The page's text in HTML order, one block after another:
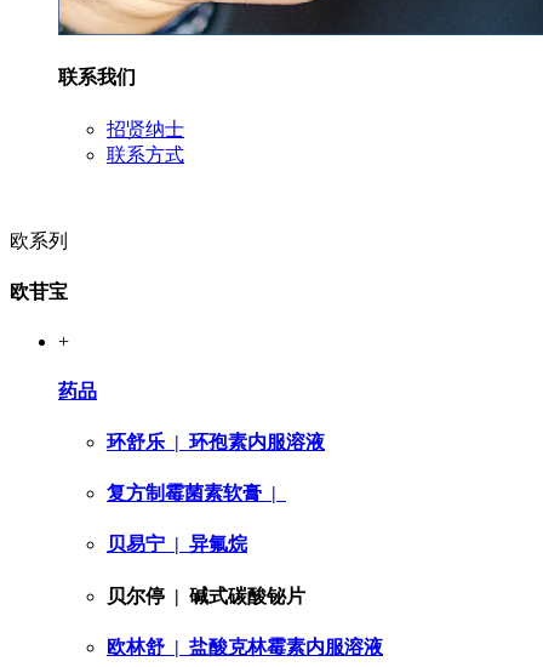
联系我们
招贤纳士
联系方式
欧系列
欧苷宝
+
药品
环舒乐 | 环孢素内服溶液
复方制霉菌素软膏 |
贝易宁 | 异氟烷
贝尔停 | 碱式碳酸铋片
欧林舒 | 盐酸克林霉素内服溶液